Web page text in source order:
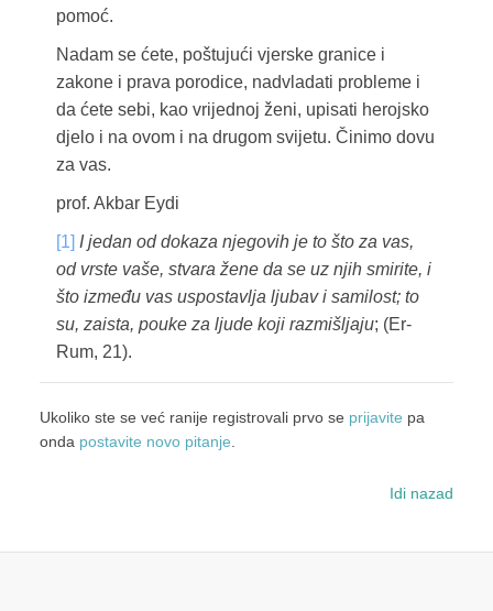
pomoć.
Nadam se ćete, poštujući vjerske granice i
zakone i prava porodice, nadvladati probleme i
da ćete sebi, kao vrijednoj ženi, upisati herojsko
djelo i na ovom i na drugom svijetu. Činimo dovu
za vas.
prof. Akbar Eydi
[1] I jedan od dokaza njegovih je to što za vas,
od vrste vaše, stvara žene da se uz njih smirite, i
što između vas uspostavlja ljubav i samilost; to
su, zaista, pouke za ljude koji razmišljaju; (Er-
Rum, 21).
Ukoliko ste se već ranije registrovali prvo se prijavite pa
onda postavite novo pitanje.
Idi nazad